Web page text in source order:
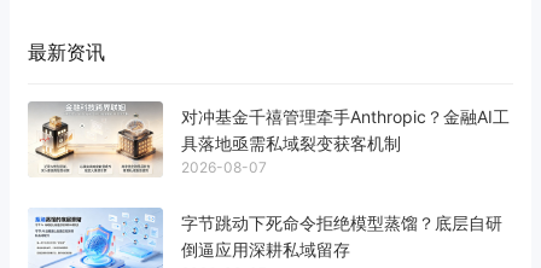
最新资讯
对冲基金千禧管理牵手Anthropic？金融AI工
具落地亟需私域裂变获客机制
2026-08-07
字节跳动下死命令拒绝模型蒸馏？底层自研
倒逼应用深耕私域留存